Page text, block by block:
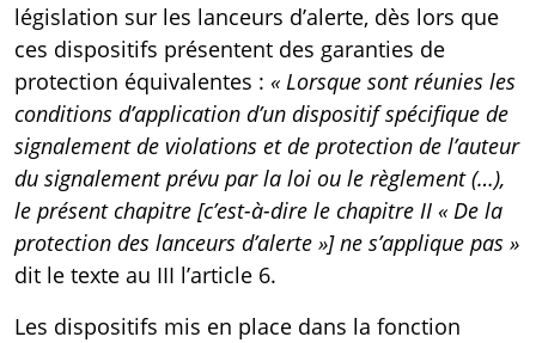
législation sur les lanceurs d’alerte, dès lors que
ces dispositifs présentent des garanties de
protection équivalentes : « Lorsque sont réunies les
conditions d’application d’un dispositif spécifique de
signalement de violations et de protection de l’auteur
du signalement prévu par la loi ou le règlement (…),
le présent chapitre [c’est-à-dire le chapitre II « De la
protection des lanceurs d’alerte »] ne s’applique pas »
dit le texte au III l’article 6.
Les dispositifs mis en place dans la fonction